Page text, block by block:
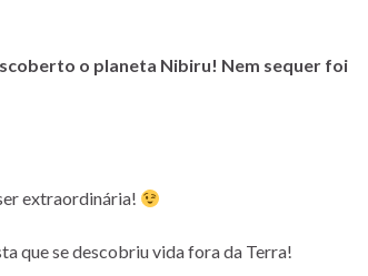
o planeta Nibiru! Nem sequer foi
extraordinária!
que se descobriu vida fora da Terra!